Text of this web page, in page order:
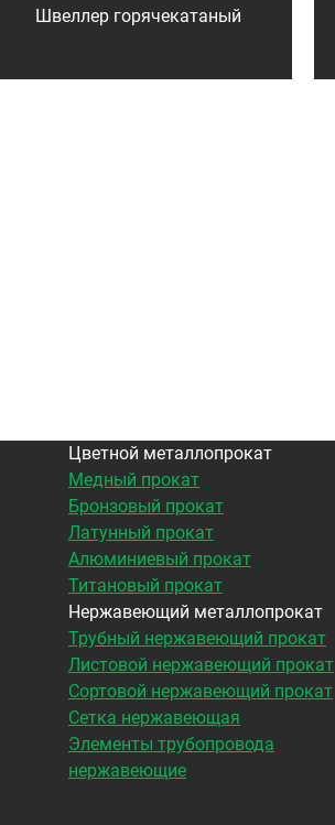
Швеллер горячекатаный
Цветной металлопрокат
Медный прокат
Бронзовый прокат
Латунный прокат
Алюминиевый прокат
Титановый прокат
Нержавеющий металлопрокат
Трубный нержавеющий прокат
Листовой нержавеющий прокат
Сортовой нержавеющий прокат
Сетка нержавеющая
Элементы трубопровода
нержавеющие